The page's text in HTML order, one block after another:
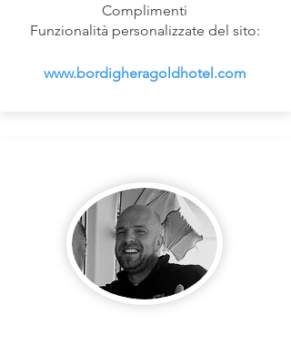
Complimenti
Funzionalità personalizzate del sito:
www.bordigheragoldhotel.com